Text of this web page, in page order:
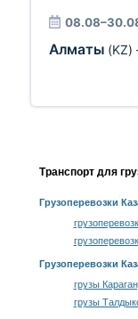
Алматы (KZ)
Транспорт для
Грузоперевозки
Грузоперевозки
грузы
грузы